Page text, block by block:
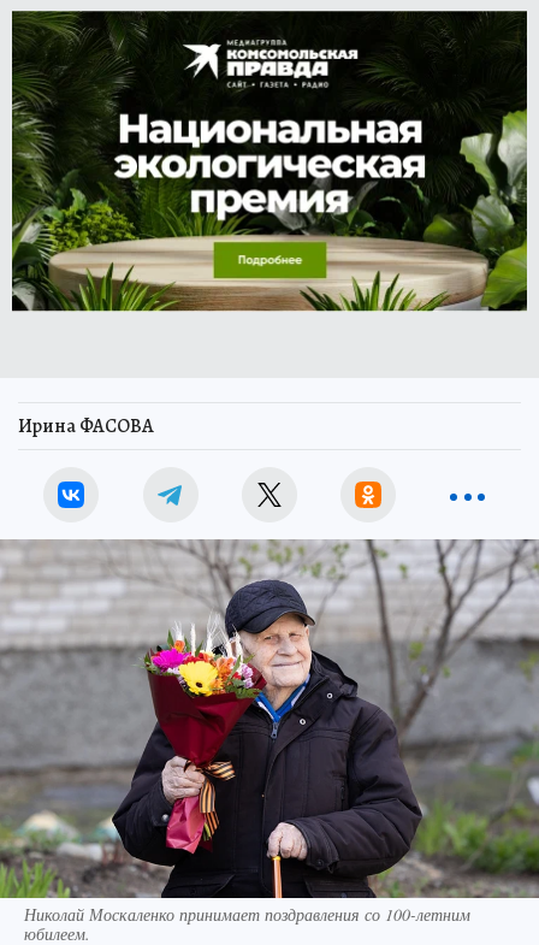
Ирина ФАСОВА
Николай Москаленко принимает поздравления со 100-летним
юбилеем.